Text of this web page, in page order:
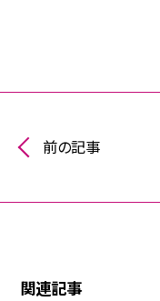
前の記事
関連記事